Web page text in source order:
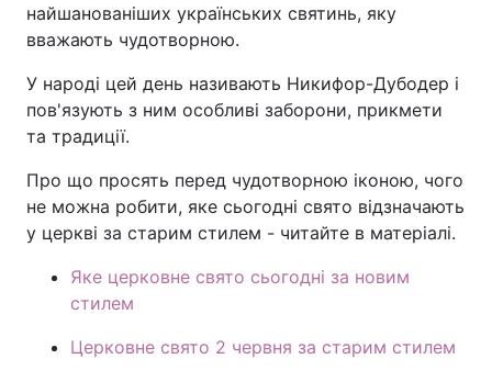
найшанованіших українських святинь, яку
вважають чудотворною.
У народі цей день називають Никифор-Дубодер і
пов'язують з ним особливі заборони, прикмети
та традиції.
Про що просять перед чудотворною іконою, чого
не можна робити, яке сьогодні свято відзначають
у церкві за старим стилем - читайте в матеріалі.
Яке церковне свято сьогодні за новим
стилем
Церковне свято 2 червня за старим стилем